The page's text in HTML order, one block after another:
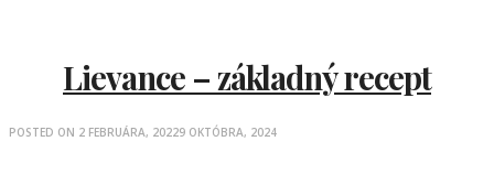
Lievance – základný recept
POSTED ON 2 FEBRUÁRA, 20229 OKTÓBRA, 2024